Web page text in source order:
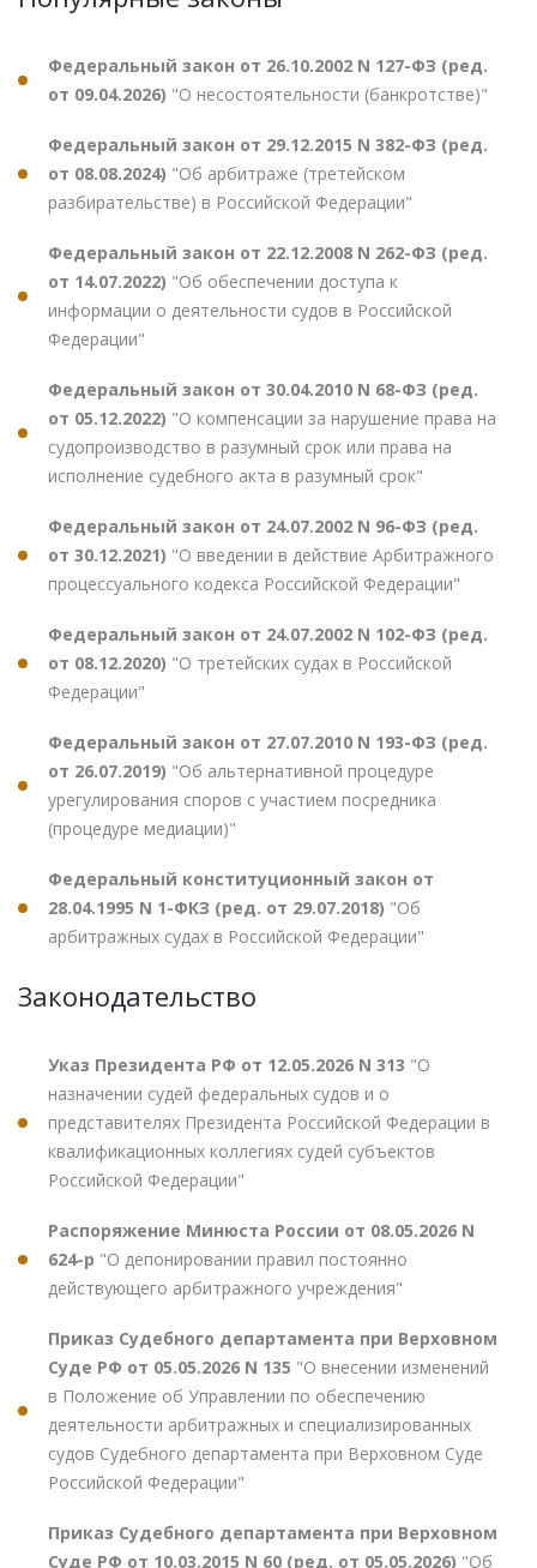
Федеральный закон от 26.10.2002 N 127-ФЗ (ред.
от 09.04.2026) "О несостоятельности (банкротстве)"
Федеральный закон от 29.12.2015 N 382-ФЗ (ред.
от 08.08.2024) "Об арбитраже (третейском
разбирательстве) в Российской Федерации"
Федеральный закон от 22.12.2008 N 262-ФЗ (ред.
от 14.07.2022) "Об обеспечении доступа к
информации о деятельности судов в Российской
Федерации"
Федеральный закон от 30.04.2010 N 68-ФЗ (ред.
от 05.12.2022) "О компенсации за нарушение права на
судопроизводство в разумный срок или права на
исполнение судебного акта в разумный срок"
Федеральный закон от 24.07.2002 N 96-ФЗ (ред.
от 30.12.2021) "О введении в действие Арбитражного
процессуального кодекса Российской Федерации"
Федеральный закон от 24.07.2002 N 102-ФЗ (ред.
от 08.12.2020) "О третейских судах в Российской
Федерации"
Федеральный закон от 27.07.2010 N 193-ФЗ (ред.
от 26.07.2019) "Об альтернативной процедуре
урегулирования споров с участием посредника
(процедуре медиации)"
Федеральный конституционный закон от
28.04.1995 N 1-ФКЗ (ред. от 29.07.2018) "Об
арбитражных судах в Российской Федерации"
Законодательство
Указ Президента РФ от 12.05.2026 N 313 "О
назначении судей федеральных судов и о
представителях Президента Российской Федерации в
квалификационных коллегиях судей субъектов
Российской Федерации"
Распоряжение Минюста России от 08.05.2026 N
624-р "О депонировании правил постоянно
действующего арбитражного учреждения"
Приказ Судебного департамента при Верховном
Суде РФ от 05.05.2026 N 135 "О внесении изменений
в Положение об Управлении по обеспечению
деятельности арбитражных и специализированных
судов Судебного департамента при Верховном Суде
Российской Федерации"
Приказ Судебного департамента при Верховном
Суде РФ от 10.03.2015 N 60 (ред. от 05.05.2026) "Об